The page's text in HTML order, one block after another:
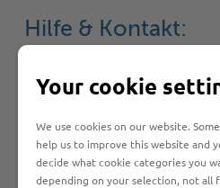
Hilfe & Kontakt:
Kreis Stormarn -
Your cookie
We use cookies on our website.
help us to improve this website and
decide what cookie categories you
depending on your selection, not all